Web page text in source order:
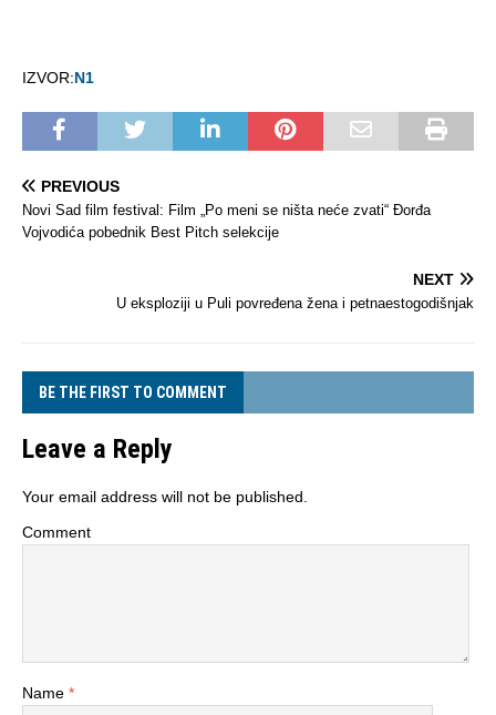
IZVOR:N1
PREVIOUS
Novi Sad film festival: Film „Po meni se ništa neće zvati“ Đorđa
Vojvodića pobednik Best Pitch selekcije
NEXT
U eksploziji u Puli povređena žena i petnaestogodišnjak
BE THE FIRST TO COMMENT
Leave a Reply
Your email address will not be published.
Comment
Name *